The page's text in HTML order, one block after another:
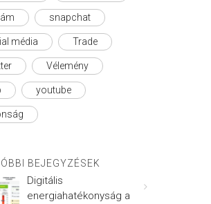
snapchat
média Trade
Vélemény
youtube
BEJEGYZÉSEK
Digitális
energiahatékonyság a